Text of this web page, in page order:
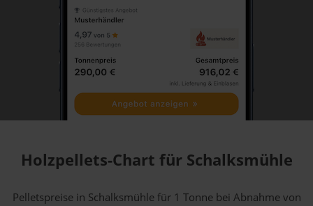
Holzpellets-Chart für Schalksmühle
Pelletspreise in Schalksmühle für 1 Tonne bei Abnahmevon